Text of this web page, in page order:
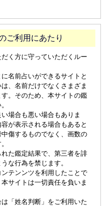
ご利用にあたり
く方に守っていただくルー
名前占いができるサイトと
、名前だけでなくさまざま
。そのため、本サイトの鑑
場合も悪い場合もありま
が表示される場合もあると
傷するものでなく、画数の
た鑑定結果で、第三者を誹
な行為を禁じます。
テンンツを利用したことで
サイトは一切責任を負いま
「姓名判断」をご利用いた